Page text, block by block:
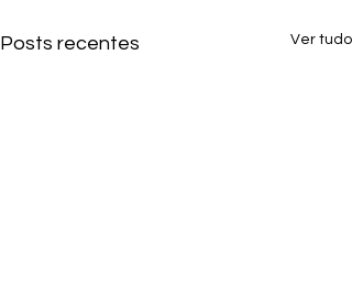
Posts recentes Ver tudo